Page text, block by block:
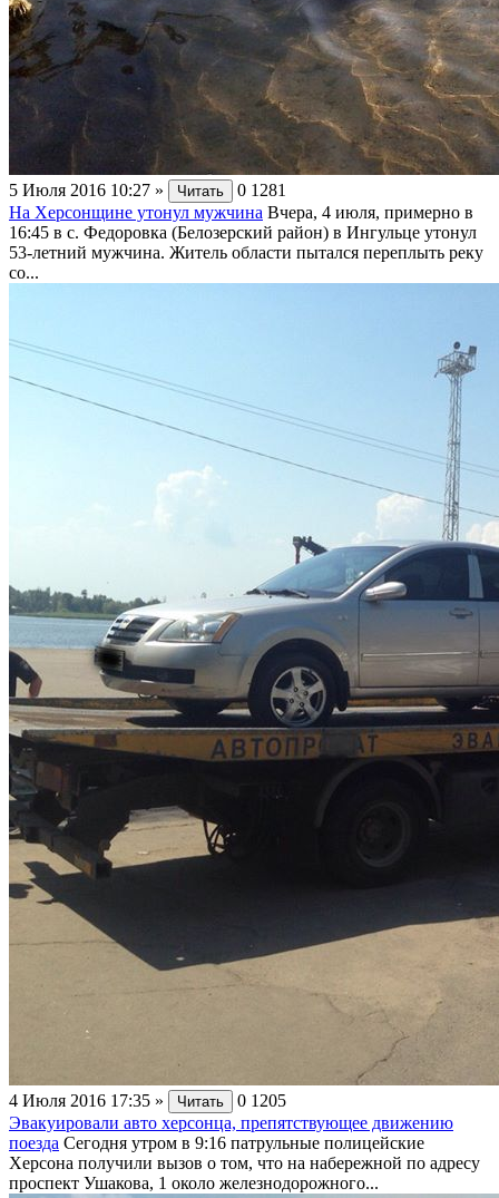
5 Июля 2016 10:27 » Читать 0 1281
На Херсонщине утонул мужчина Вчера, 4 июля, примерно в
16:45 в с. Федоровка (Белозерский район) в Ингульце утонул
53-летний мужчина. Житель области пытался переплыть реку
со...
4 Июля 2016 17:35 » Читать 0 1205
Эвакуировали авто херсонца, препятствующее движению
поезда Сегодня утром в 9:16 патрульные полицейские
Херсона получили вызов о том, что на набережной по адресу
проспект Ушакова, 1 около железнодорожного...